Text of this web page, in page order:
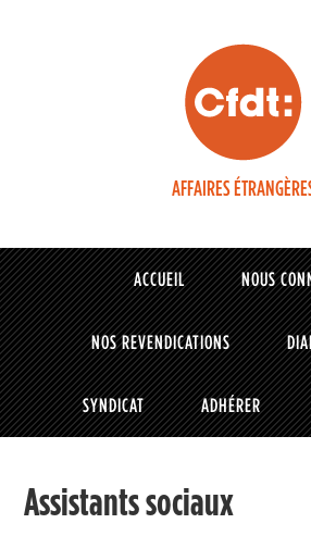
AFFAIRES
ACCUEIL NOUS
NOS REVENDICATIONS
SYNDICAT ADHÉRER
Assistants sociaux